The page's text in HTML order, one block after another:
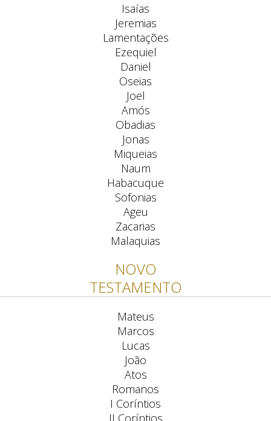
Isaías
Jeremias
Lamentações
Ezequiel
Daniel
Oseias
Joel
Amós
Obadias
Jonas
Miqueias
Naum
Habacuque
Sofonias
Ageu
Zacarias
Malaquias
NOVO
TESTAMENTO
Mateus
Marcos
Lucas
João
Atos
Romanos
I Coríntios
II Coríntios